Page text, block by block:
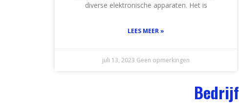
diverse elektronische apparaten. Het is
LEES MEER »
juli 13, 2023 Geen opmerkingen
Bedrijf